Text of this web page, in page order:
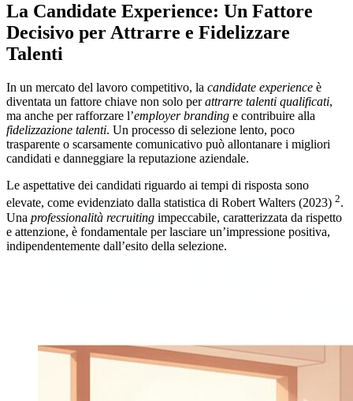
La Candidate Experience: Un Fattore
Decisivo per Attrarre e Fidelizzare
Talenti
In un mercato del lavoro competitivo, la candidate experience è
diventata un fattore chiave non solo perattrarre talenti qualificati,
ma anche per rafforzare l’employer branding e contribuire alla
fidelizzazione talenti. Un processo di selezione lento, poco
trasparente o scarsamente comunicativo può allontanare i migliori
candidati e danneggiare la reputazione aziendale.
Le aspettative dei candidati riguardo ai tempi di risposta sono
elevate, come evidenziato dalla statistica di Robert Walters (2023) 2.
Una professionalità recruiting impeccabile, caratterizzata da rispetto
e attenzione, è fondamentale per lasciare un’impressione positiva,
indipendentemente dall’esito della selezione.